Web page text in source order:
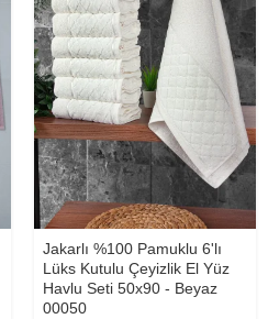
Jakarlı %100 Pamuklu 6'lı
Lüks Kutulu Çeyizlik El Yüz
Havlu Seti 50x90 - Beyaz
00050